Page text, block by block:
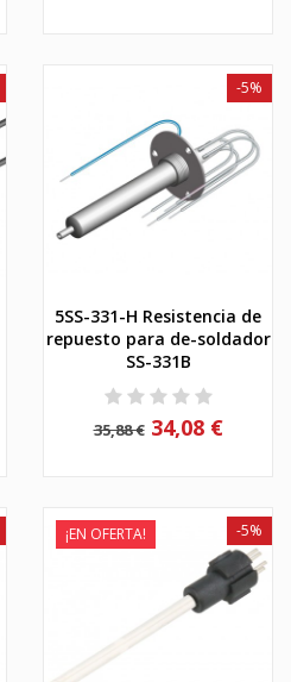
5SS-331-H Resistencia de
repuesto para de-soldador
SS-331B
35,88 €
-5%
34,08 €
¡EN OFERTA! -5%